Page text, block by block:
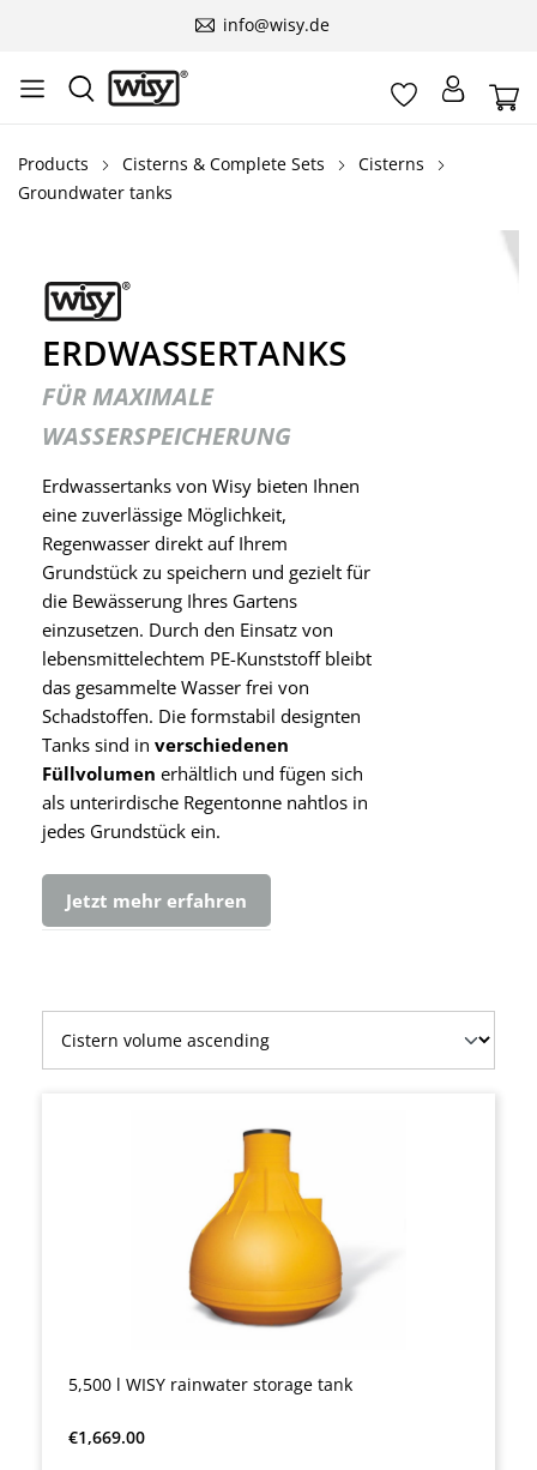
info@wisy.de
Products Cisterns & Complete Sets
Cisterns
Groundwater tanks
ERDWASSERTANKS
FÜR MAXIMALE
WASSERSPEICHERUNG
Erdwassertanks von Wisy bieten Ihnen
eine zuverlässige Möglichkeit,
Regenwasser direkt auf Ihrem
Grundstück zu speichern und gezielt für
die Bewässerung Ihres Gartens
einzusetzen. Durch den Einsatz von
lebensmittelechtem PE-Kunststoff bleibt
das gesammelte Wasser frei von
Schadstoffen. Die formstabil designten
Tanks sind in verschiedenen
Füllvolumen erhältlich und fügen sich
als unterirdische Regentonne nahtlos in
jedes Grundstück ein.
Jetzt mehr erfahren
5,500 l WISY rainwater storage tank
Regular price:
€1,669.00